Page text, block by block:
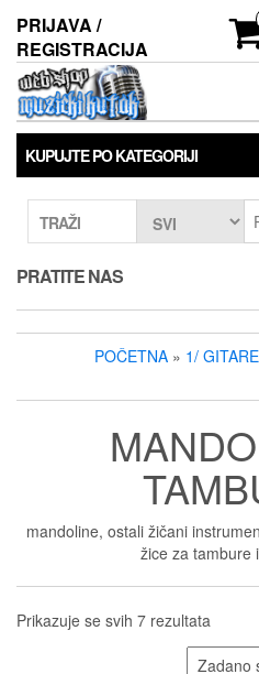
sadržaj
PRIJAVA /
REGISTRACIJA
KUPUJTE PO KATEGORIJI
TRAŽI
PRATITE NAS
POČETNA » 1/
mandoline, ostali žičani
žice za tambure
Prikazuje se svih 7 rezultata